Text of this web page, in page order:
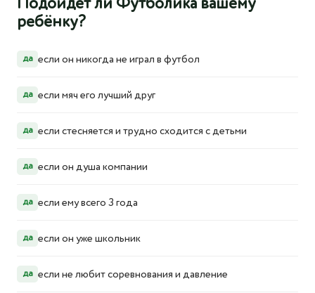
Подойдёт ли Футболика вашему
ребёнку?
да если он никогда не играл в футбол
да если мяч его лучший друг
да если стесняется и трудно сходится с детьми
да если он душа компании
да если ему всего 3 года
да если он уже школьник
да если не любит соревнования и давление